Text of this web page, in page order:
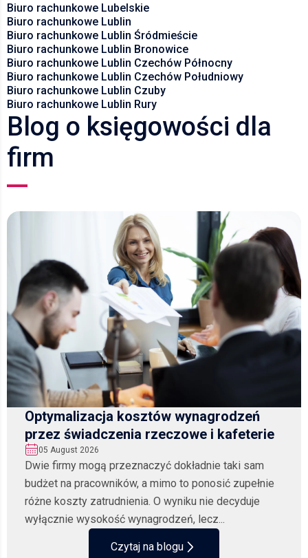
Biuro rachunkowe Lubelskie
Biuro rachunkowe Lublin
Biuro rachunkowe Lublin Śródmieście
Biuro rachunkowe Lublin Bronowice
Biuro rachunkowe Lublin Czechów Północny
Biuro rachunkowe Lublin Czechów Południowy
Biuro rachunkowe Lublin Czuby
Biuro rachunkowe Lublin Rury
Blog o księgowości dla
firm
Optymalizacja kosztów wynagrodzeń
przez świadczenia rzeczowe i kafeterie
05 August 2026
Dwie firmy mogą przeznaczyć dokładnie taki sam
budżet na pracowników, a mimo to ponosić zupełnie
różne koszty zatrudnienia. O wyniku nie decyduje
wyłącznie wysokość wynagrodzeń, lecz...
Czytaj na blogu